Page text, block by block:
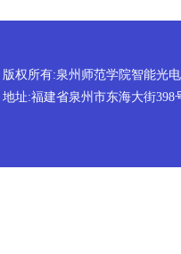
版权所有:泉州师范学院智能光
地址:福建省泉州市东海大街398